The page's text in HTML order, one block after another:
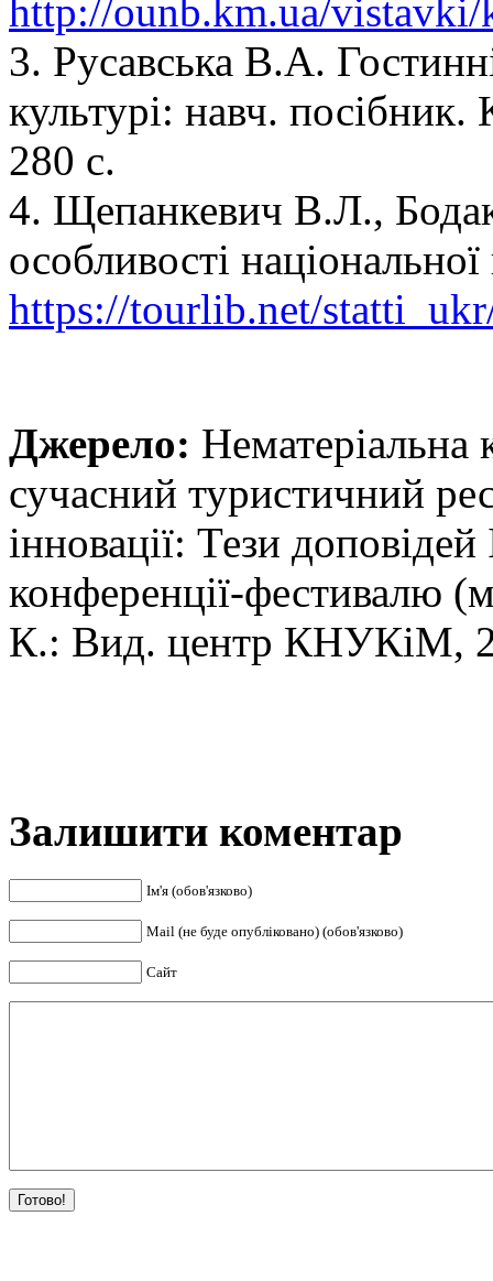
http://ounb.km.ua/vistavki/
3. Русавська В.А.
культурі: навч.
280 с.
4. Щепанкевич В.Л.,
особливості
https://tourlib.net/
Джерело: Нематеріальна
сучасний туристичний
інновації: Тези
конференції-фестивалю
К.: Вид. центр КНУКіМ,
Залишити коментар
Ім'я (обов'язково)
Mail (не буде опубліковано) (обов'язково)
Сайт